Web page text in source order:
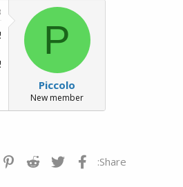
P
Piccolo
New member
Share: פייסבוק Twitter
Reddit